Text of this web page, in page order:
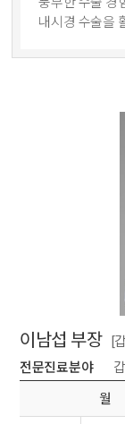
내시경 수술을
이남섭 부장 [
전문진료분야
월